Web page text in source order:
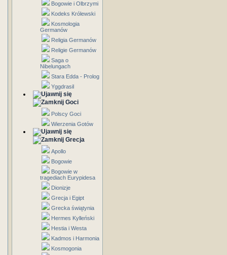
Bogowie i Olbrzymi
Kodeks Królewski
Kosmologia
Germanów
Religia Germanów
Religie Germanów
Saga o
Nibelungach
Stara Edda - Prolog
Yggdrasil
Goci
Polscy Goci
Wierzenia Gotów
Grecja
Apollo
Bogowie
Bogowie w
tragediach Eurypidesa
Dionizje
Grecja i Egipt
Grecka świątynia
Hermes Kylleński
Hestia i Westa
Kadmos i Harmonia
Kosmogonia